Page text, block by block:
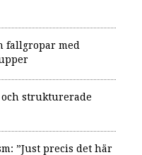
fallgropar med
och strukturerade
”Just precis det här